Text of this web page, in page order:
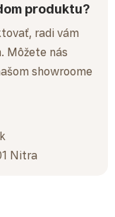
produktu?
radi vám
Môžete nás
showroome
Nitra